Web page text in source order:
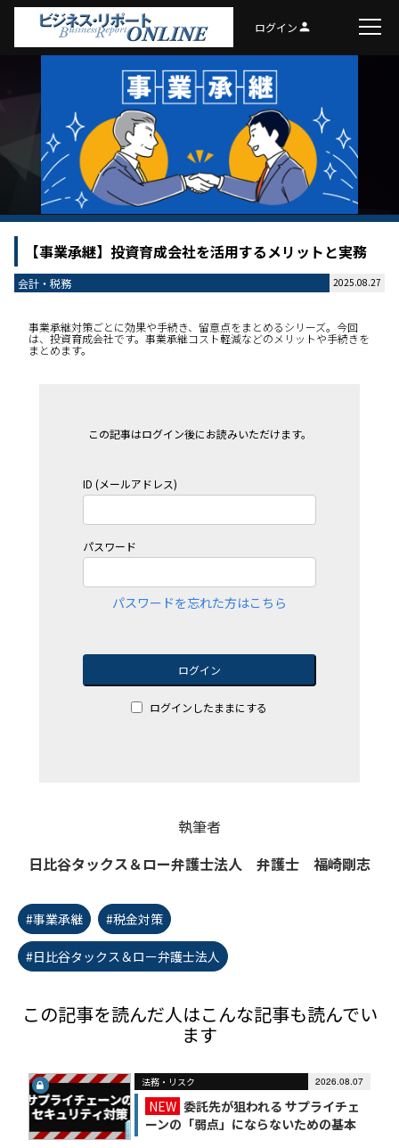
ログインperson
【事業承継】投資育成会社を活用するメリットと実務
会計・税務 2025.08.27
事業承継対策ごとに効果や手続き、留意点をまとめるシリーズ。今回
は、投資育成会社です。事業承継コスト軽減などのメリットや手続きを
まとめます。
この記事はログイン後にお読みいただけます。
ID (メールアドレス)
パスワード
パスワードを忘れた方はこちら
ログイン
ログインしたままにする
執筆者
日比谷タックス＆ロー弁護士法人 弁護士 福崎剛志
#事業承継 #税金対策
#日比谷タックス＆ロー弁護士法人
この記事を読んだ人はこんな記事も読んでい
ます
法務・リスク 2026.08.07
NEW 委託先が狙われる サプライチェ
ーンの「弱点」にならないための基本